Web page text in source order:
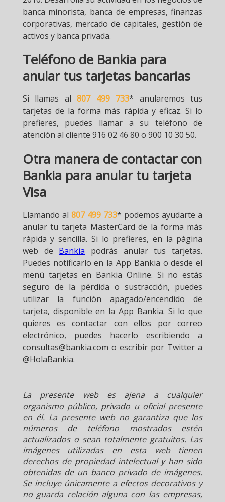
banca minorista, banca de empresas, finanzas
corporativas, mercado de capitales, gestión de
activos y banca privada.
Teléfono de Bankia para
anular tus tarjetas bancarias
Si llamas al807 499 733* anularemos tus
tarjetas de la forma más rápida y eficaz. Si lo
prefieres, puedes llamar a su teléfono de
atención al cliente 916 02 46 80 o 900 10 30 50.
Otra manera de contactar con
Bankia para anular tu tarjeta
Visa
Llamando al 807 499 733* podemos ayudarte a
anular tu tarjeta MasterCard de la forma más
rápida y sencilla. Si lo prefieres, en la página
web de Bankia podrás anular tus tarjetas.
Puedes notificarlo en la App Bankia o desde el
menú tarjetas en Bankia Online. Si no estás
seguro de la pérdida o sustracción, puedes
utilizar la función apagado/encendido de
tarjeta, disponible en la App Bankia. Si lo que
quieres es contactar con ellos por correo
electrónico, puedes hacerlo escribiendo a
consultas@bankia.com o escribir por Twitter a
@HolaBankia.
La presente web es ajena a cualquier
organismo público, privado u oficial presente
en él. La presente web no garantiza que los
números de teléfono mostrados estén
actualizados o sean totalmente gratuitos. Las
imágenes utilizadas en esta web tienen
derechos de propiedad intelectual y han sido
obtenidas de un banco privado de imágenes.
Se incluye únicamente a efectos decorativos y
no guarda relación alguna con las empresas,